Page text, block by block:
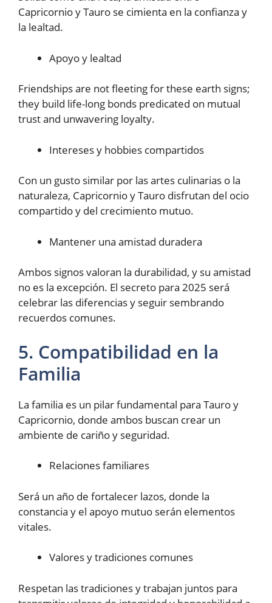
Capricornio y Tauro se cimienta en la confianza y
la lealtad.
Apoyo y lealtad
Friendships are not fleeting for these earth signs;
they build life-long bonds predicated on mutual
trust and unwavering loyalty.
Intereses y hobbies compartidos
Con un gusto similar por las artes culinarias o la
naturaleza, Capricornio y Tauro disfrutan del ocio
compartido y del crecimiento mutuo.
Mantener una amistad duradera
Ambos signos valoran la durabilidad, y su amistad
no es la excepción. El secreto para 2025 será
celebrar las diferencias y seguir sembrando
recuerdos comunes.
5. Compatibilidad en la
Familia
La familia es un pilar fundamental para Tauro y
Capricornio, donde ambos buscan crear un
ambiente de cariño y seguridad.
Relaciones familiares
Será un año de fortalecer lazos, donde la
constancia y el apoyo mutuo serán elementos
vitales.
Valores y tradiciones comunes
Respetan las tradiciones y trabajan juntos para